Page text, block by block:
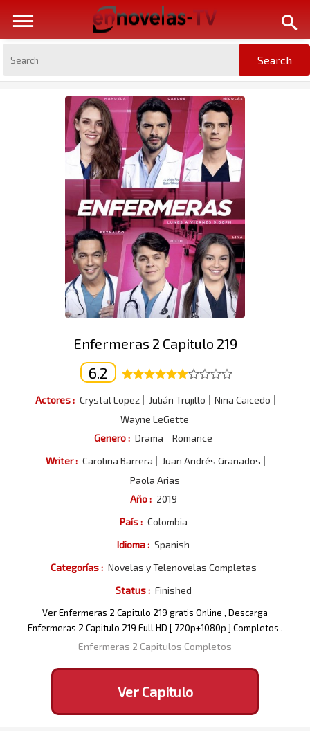
Enfermeras 2 Capitulo 219
6.2
Actores : Crystal Lopez Julián Trujillo
Nina Caicedo
Wayne LeGette
Genero : Drama
Romance
Writer : Carolina Barrera
Juan Andrés Granados
Paola Arias
Año : 2019
País : Colombia
Idioma : Spanish
Categorías : Novelas y Telenovelas Completas
Status : Finished
Ver Enfermeras 2 Capitulo 219 gratis Online , Descarga
Enfermeras 2 Capitulo 219 Full HD [ 720p+1080p ] Completos .
Enfermeras 2 Capitulos Completos
Ver Capitulo